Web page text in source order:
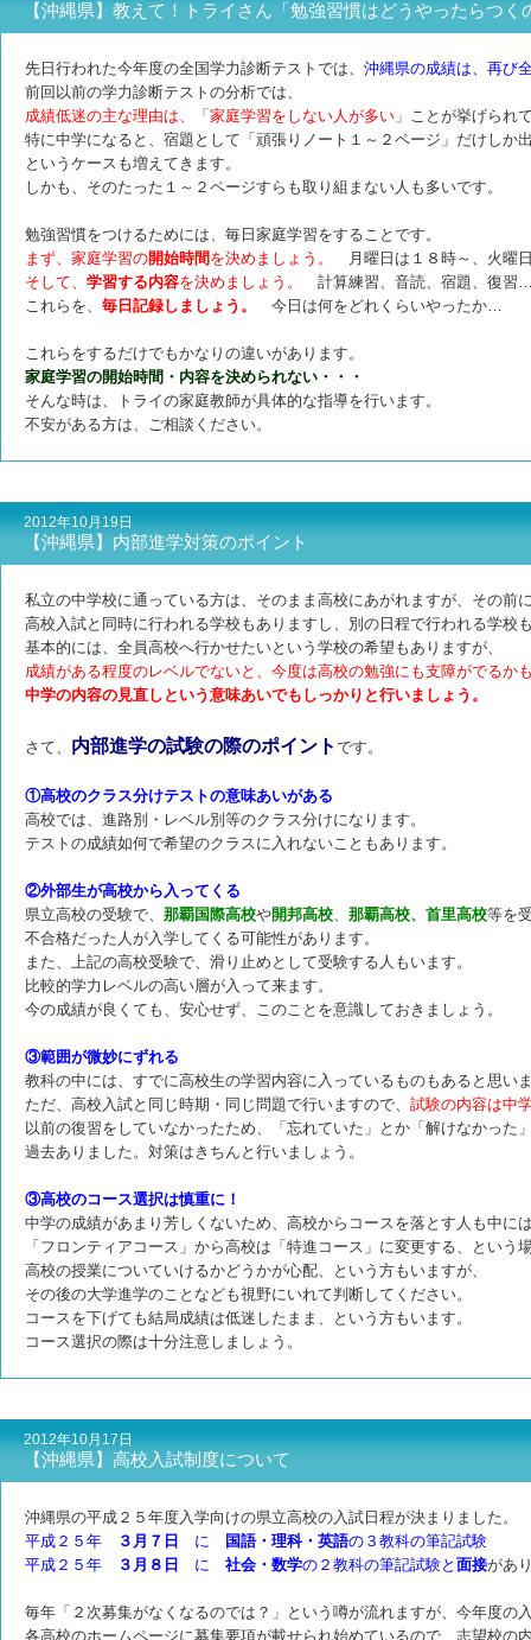
【沖縄県】教えて！トライさん「勉強習慣はどうやったらつく
先日行われた今年度の全国学力診断テストでは、 沖縄県の成績は、再び
前回以前の学力診断テストの分析では、
成績低迷の主な理由は、
「家庭学習をしない人が多い」 ことが挙げられ
特に中学になると、宿題として「頑張りノート１～２ページ」だけしか
というケースも増えてきます。
しかも、そのたった１～２ページすらも取り組まない人も多いです。
勉強習慣をつけるためには、毎日家庭学習をすることです。
まず、家庭学習の開始時間 を決めましょう。
月曜日は１８時～、火曜
そして、 学習する内容を決めましょう。
計算練習、音読、宿題、復習
これらを、 毎日記録しましょう。 今日は何をどれくらいやったか…
これらをするだけでもかなりの違いがあります。
家庭学習の開始時間・内容を決められない・・・
そんな時は、トライの家庭教師が具体的な指導を行います。
不安がある方は、ご相談ください。
2012年10月19日
【沖縄県】内部進学対策のポイント
私立の中学校に通っている方は、そのまま高校にあがれますが、その前
高校入試と同時に行われる学校もありますし、別の日程で行われる学校
基本的には、全員高校へ行かせたいという学校の希望もありますが、
成績がある程度のレベルでないと、今度は高校の勉強にも支障がでるか
中学の内容の見直しという意味あいでもしっかりと行いましょう。
さて、 内部進学の試験の際のポイント です。
①高校のクラス分けテストの意味あいがある
高校では、進路別・レベル別等のクラス分けになります。
テストの成績如何で希望のクラスに入れないこともあります。
②外部生が高校から入ってくる
県立高校の受験で、 那覇国際高校や開邦高校、 那覇高校、首里高校等を
不合格だった人が入学してくる可能性があります。
また、上記の高校受験で、滑り止めとして受験する人もいます。
比較的学力レベルの高い層が入って来ます。
今の成績が良くても、安心せず、このことを意識しておきましょう。
③範囲が微妙にずれる
教科の中には、すでに高校生の学習内容に入っているものもあると思い
ただ、高校入試と同じ時期・同じ問題で行いますので、 試験の内容は中
以前の復習をしていなかったため、「忘れていた」とか「解けなかった
過去ありました。 対策はきちんと行いましょう。
③高校のコース選択は慎重に！
中学の成績があまり芳しくないため、高校からコースを落とす人も中に
「フロンティアコース」から高校は「特進コース」に変更する、という
高校の授業についていけるかどうかが心配、という方もいますが、
その後の大学進学のことなども視野にいれて判断してください。
コースを下げても結局成績は低迷したまま、という方もいます。
コース選択の際は十分注意しましょう。
2012年10月17日
【沖縄県】高校入試制度について
沖縄県の平成２５年度入学向けの県立高校の入試日程が決まりました。
平成２５年
３月７日 に 国語・理科・英語の３教科の筆記試験
平成２５年
３月８日 に 社会・数学の２教科の筆記試験と 面接があ
毎年「２次募集がなくなるのでは？」という噂が流れますが、今年度の
各高校のホームページに募集要項が載せられ始めているので、志望校の